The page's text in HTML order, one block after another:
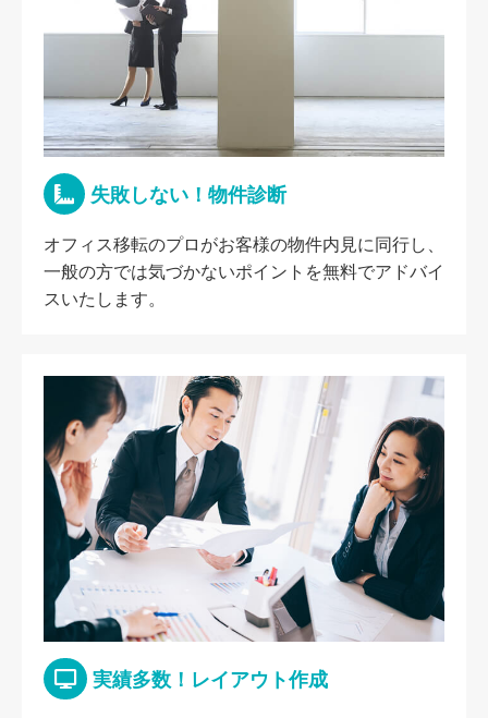
失敗しない！物件診断
オフィス移転のプロがお客様の物件内見に同行し、
一般の方では気づかないポイントを無料でアドバイ
スいたします。
実績多数！レイアウト作成